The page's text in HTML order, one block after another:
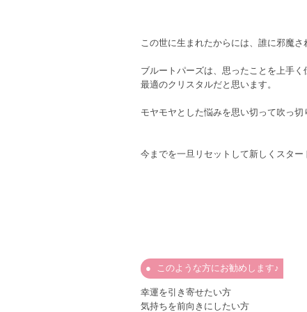
この世に生まれたからには、誰に邪魔
ブルートパーズは、思ったことを上手
最適のクリスタルだと思います。
モヤモヤとした悩みを思い切って吹っ
今までを一旦リセットして新しくスタ
このような方にお勧めします♪
幸運を引き寄せたい方
気持ちを前向きにしたい方